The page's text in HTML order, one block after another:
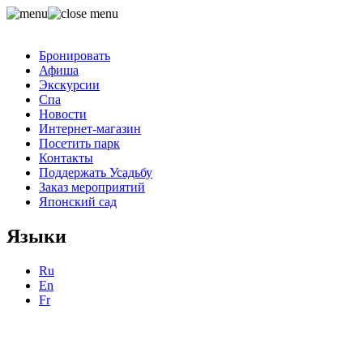
Бронировать
Афиша
Экскурсии
Спа
Новости
Интернет-магазин
Посетить парк
Контакты
Поддержать Усадьбу
Заказ мероприятий
Японский сад
Языки
Ru
En
Fr